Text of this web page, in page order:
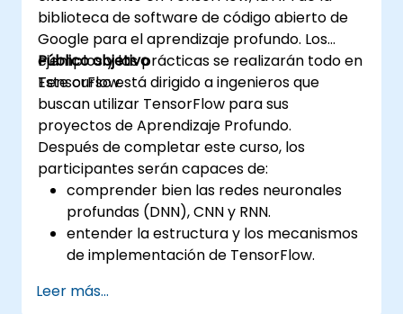
biblioteca de software de código abierto de
Google para el aprendizaje profundo. Los
ejemplos y las prácticas se realizarán todo en
TensorFlow.
Público objetivo
Este curso está dirigido a ingenieros que
buscan utilizar TensorFlow para sus
proyectos de Aprendizaje Profundo.
Después de completar este curso, los
participantes serán capaces de:
comprender bien las redes neuronales
profundas (DNN), CNN y RNN.
entender la estructura y los mecanismos
de implementación de TensorFlow.
configuración del entorno de producción
Leer más...